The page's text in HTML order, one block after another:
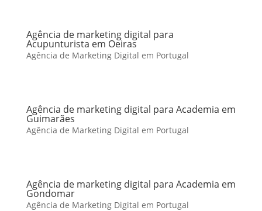
Agência de marketing digital para
Acupunturista em Oeiras
Agência de Marketing Digital em Portugal
Agência de marketing digital para Academia em
Guimarães
Agência de Marketing Digital em Portugal
Agência de marketing digital para Academia em
Gondomar
Agência de Marketing Digital em Portugal